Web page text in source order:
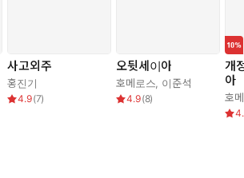
,박문재
사고외주
홍진기
4.9(7)
오뒷세이아
호메로스 이준석
4.9(8)
개
아
호